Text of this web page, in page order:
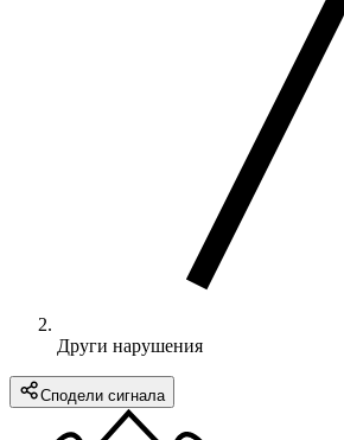
Други нарушения
Сподели сигнала